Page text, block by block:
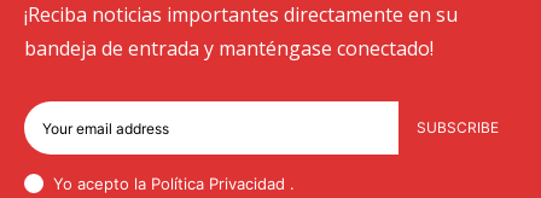
¡Reciba noticias importantes directamente en su
bandeja de entrada y manténgase conectado!
SUBSCRIBE
Yo acepto la Política Privacidad .